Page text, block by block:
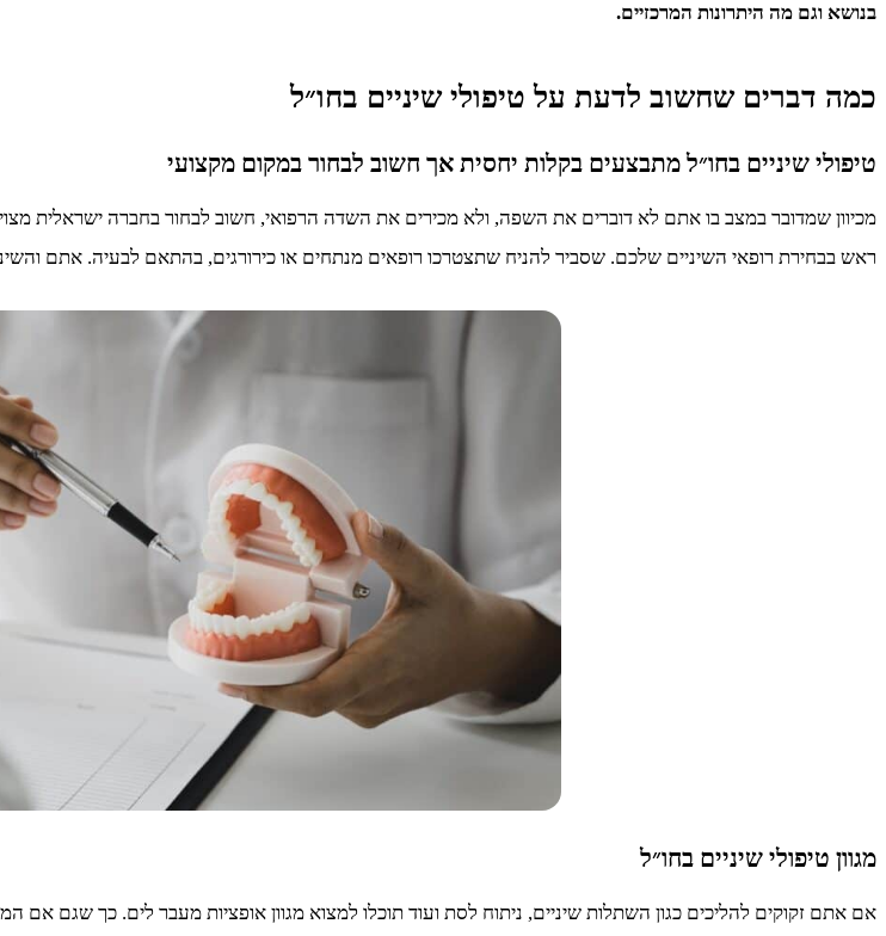
בנושא וגם מה היתרונות המרכזיים.
כמה דברים שחשוב לדעת על טיפולי שיניים בחו״ל
טיפולי שיניים בחו״ל מתבצעים בקלות יחסית אך חשוב לבחור במקום מקצועי
מכיוון שמדובר במצב בו אתם לא דוברים את השפה, ולא מכירים את השדה הרפואי, חשוב לבחור בחברה ישראלית
ראש בבחירת רופאי השיניים שלכם. שסביר להניח שתצטרכו רופאים מנתחים או כירורגים, בהתאם לבעיה. אתם
מגוון טיפולי שיניים בחו״ל
אם אתם זקוקים להליכים כגון השתלות שיניים, ניתוח לסת ועוד תוכלו למצוא מגוון אופציות מעבר לים. כך שגם